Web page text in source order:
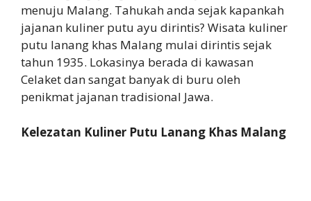
menuju Malang. Tahukah anda sejak kapankah
jajanan kuliner putu ayu dirintis? Wisata kuliner
putu lanang khas Malang mulai dirintis sejak
tahun 1935. Lokasinya berada di kawasan
Celaket dan sangat banyak di buru oleh
penikmat jajanan tradisional Jawa.
Kelezatan Kuliner Putu Lanang Khas Malang